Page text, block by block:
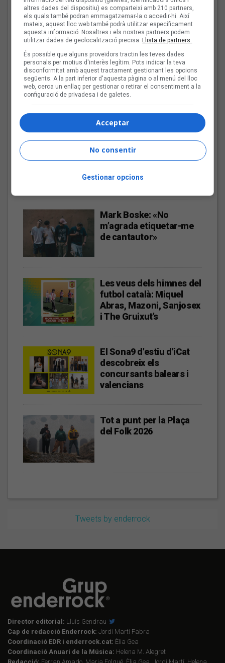
Anuari 2025 de Professionals de la fotografia de concerts de Catalunya,
País Valencià i les Illes Balears | Fotografia original de Maria Fernanda
Aitor Rodero: «No es pot vetar el
dret a la informació i ha de venir
donat per una mirada plural»
Conversem amb l'impulsor de l''Anuari 2025 de Professionals
Illes Balears'
Les veus dels himnes del
futbol català: Deskarats
Mark Boske: «No
m’agrada etiquetar-me
de cantautor»
Les veus dels himnes del
futbol català: Miquel
Abras, Mazoni, Sanjosex
i The Gruixut’s
El Sona9 d'estiu d'iCat
descobreix els
concursants balears i
valencians
Tot a punt per la Plaça
del Folk 2026
Tweets by enderrock
Director editorial: Lluís Gendrau
Cap de redacció Enderrock: Jordi Martí Fabra
Coordinació EDR i enderrock.cat: Èlia Gea
Coordinació Anuari de la Música: Helena M. Alegret
altres dades del dispositiu) es comparteixi amb 210 partners,
els quals també podran emmagatzemar-la o accedir-hi. Així
mateix, aquest lloc web també podrà utilitzar específicament
aquesta informació. Nosaltres i els nostres partners podem
utilitzar dades de geolocalització precisa.Llista de partners.
És possible que alguns proveïdors tractin les teves dades
personals per motius d'interès legítim. Pots indicar la teva
disconformitat amb aquest tractament gestionant les opcions
següents. A la part inferior d'aquesta pàgina o al menú del lloc
web, cerca un enllaç per gestionar o retirar el consentiment a la
configuració de privadesa i de galetes.
Acceptar
No consentir
Gestionar opcions